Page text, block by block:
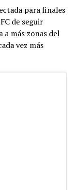
para finales
de seguir
más zonas del
vez más